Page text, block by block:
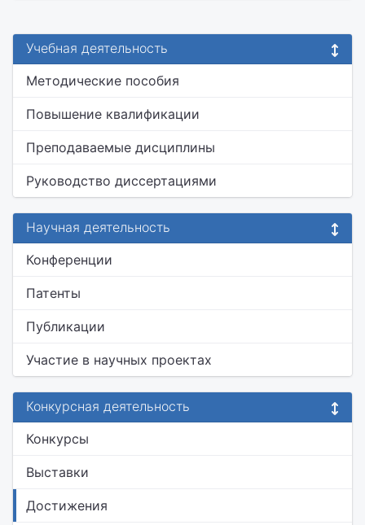
Учебная деятельность
Методические пособия
Повышение квалификации
Преподаваемые дисциплины
Руководство диссертациями
Научная деятельность
Конференции
Патенты
Публикации
Участие в научных проектах
Конкурсная деятельность
Конкурсы
Выставки
Достижения